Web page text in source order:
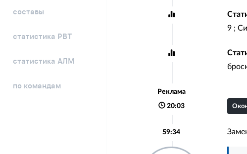
составы
статистика РВТ
статистика АЛМ
по командам
9 ;
Реклама
20:03
59:34